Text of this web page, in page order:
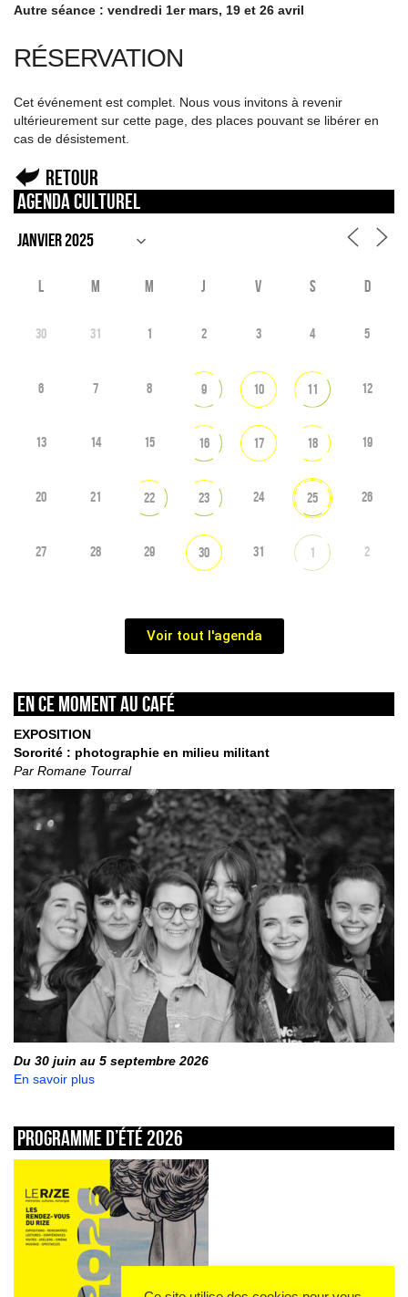
Autre séance : vendredi 1er mars, 19 et 26 avril
RÉSERVATION
Cet événement est complet. Nous vous invitons à revenir
ultérieurement sur cette page, des places pouvant se libérer en
cas de désistement.
Retour
Agenda culturel
L M M J V S D
30 31 1 2 3 4 5
6 7 8 9 10 11 12
13 14 15 16 17 18 19
20 21 22 23 24 25 26
27 28 29 30 31 1 2
Voir tout l'agenda
En ce moment au café
EXPOSITION
Sororité : photographie en milieu militant
Par Romane Tourral
Du 30 juin au 5 septembre 2026
En savoir plus
Programme d’été 2026